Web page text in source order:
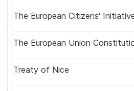
The European Citizens'
The European Union
Treaty of Nice